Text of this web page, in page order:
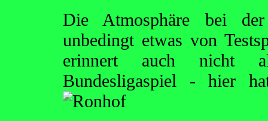
Die Atmosphäre bei
unbedingt etwas von
erinnert auch nicht
Bundesligaspiel - hier